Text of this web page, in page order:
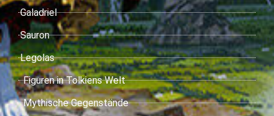
Galadriel
Sauron
Legolas
Figuren in Tolkiens Welt
Mythische Gegenstände